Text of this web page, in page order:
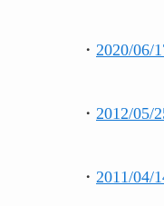
・ 2020/06/
・ 2012/05/
・ 2011/04/